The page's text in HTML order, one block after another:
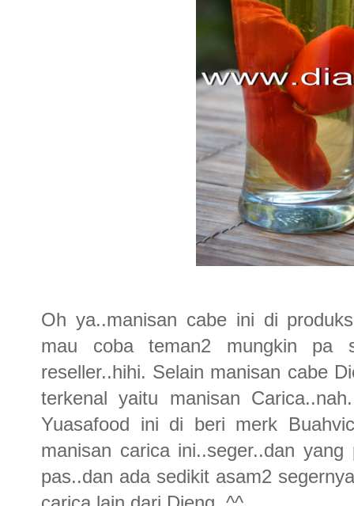
Oh ya..manisan cabe ini di
mau coba teman2 mungkin pa
reseller..hihi. Selain manisan cabe
terkenal yaitu manisan
Yuasafood ini di beri merk
manisan carica ini..seger..dan
pas..dan ada sedikit asam2